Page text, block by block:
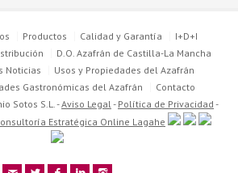
Productos Calidad y Garantía
I+D+I
D.O. Azafrán de Castilla-La Mancha
Noticias
Usos y Propiedades del Azafrán
Gastronómicas del Azafrán
Contacto
Sotos S.L. -Aviso Legal- Política de Privacidad -
Estratégica Online Lagahe